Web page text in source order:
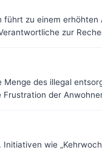
zu einem
zur
des illegal
der
wie